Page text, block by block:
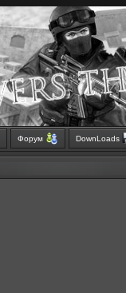
Форум DownLoads